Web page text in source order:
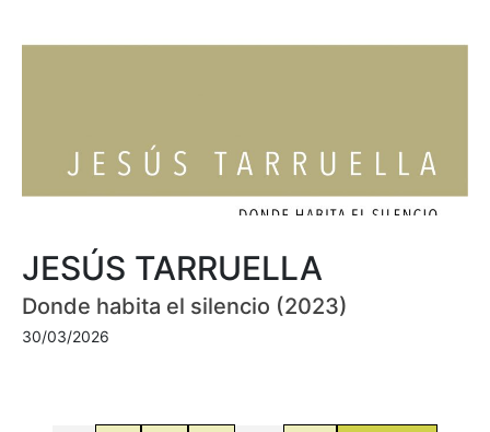
JESÚS TARRUELLA
Donde habita el silencio (2023)
30/03/2026